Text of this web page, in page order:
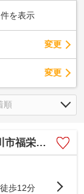
件を表示
変更
変更
築戸建て
歩12分